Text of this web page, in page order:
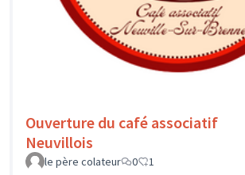
Ouverture du café associatif
Neuvillois
le père colateur
0 1